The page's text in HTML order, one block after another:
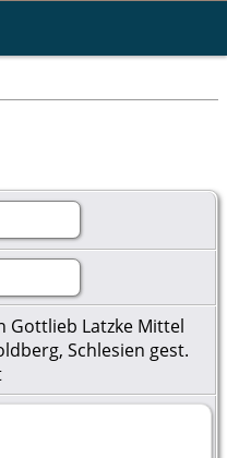
Gottlieb Latzke Mittel
Schlesien gest.